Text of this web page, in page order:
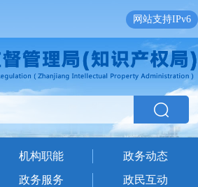
网站支持IPv6
机构职能
政务动态
政务服务 政民互动